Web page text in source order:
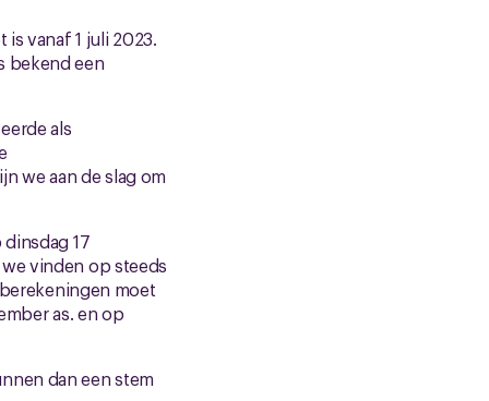
vanaf 1 juli 2023.
bekend een
als
we aan de slag om
17
vinden op steeds
moet
as. en op
dan een stem